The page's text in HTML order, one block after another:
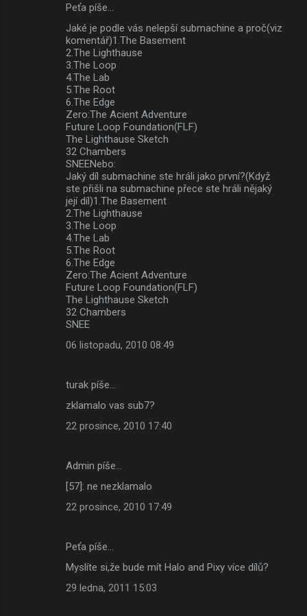
Peťa píše…
Jaké je podle vás nelepší submachine a proč(viz
komentář)1.The Basement
2.The Lighthause
3.The Loop
4.The Lab
5.The Root
6.The Edge
Zero:The Acient Adventure
Future Loop Foundation(FLF)
The Lighthause Sketch
32 Chambers
SNEENebo:
Jaký díl submachine ste hráli jako první?(Když
ste přišli na submachine přece ste hráli nějaký
její díl)1.The Basement
2.The Lighthause
3.The Loop
4.The Lab
5.The Root
6.The Edge
Zero:The Acient Adventure
Future Loop Foundation(FLF)
The Lighthause Sketch
32 Chambers
SNEE
06 listopadu, 2010 08:49
turak píše…
zklamalo vas sub7?
22 prosince, 2010 17:40
Admin píše…
[57]: ne nezklamalo
22 prosince, 2010 17:49
Peťa píše…
Myslíte si,že bude mít Halo and Pixy více dílů?
29 ledna, 2011 15:03